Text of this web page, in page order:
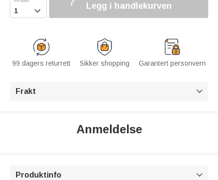
 Legg i handlekurven
99 dagers returrett Sikker shopping Garantert personvern
Frakt 
Anmeldelse
Produktinfo 